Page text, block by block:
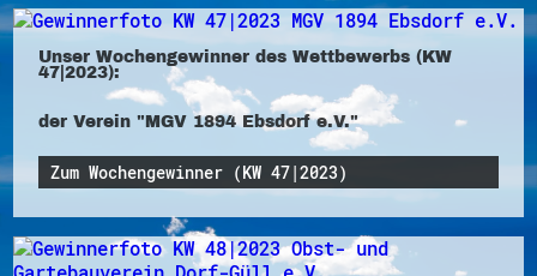
Unser Wochengewinner des Wettbewerbs (KW
47|2023):
der Verein "MGV 1894 Ebsdorf e.V."
Zum Wochengewinner (KW 47|2023)